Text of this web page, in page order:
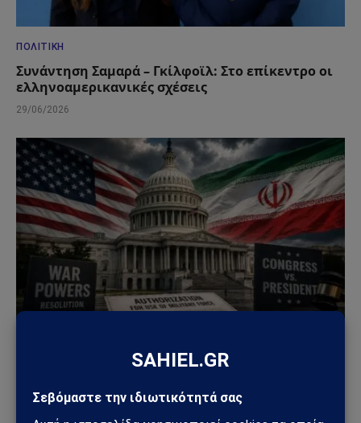
ΠΟΛΙΤΙΚΉ
Συνάντηση Σαμαρά – Γκίλφοϊλ: Στο επίκεντρο οι
ελληνοαμερικανικές σχέσεις
29/06/2026
Μπλόκο της Γερουσίας στις πολεμικές εξουσίες
ΗΠΑ